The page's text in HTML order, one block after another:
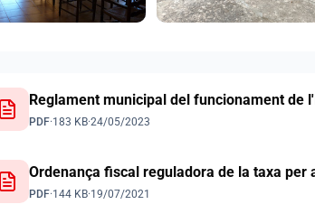
Reglament municipal del funcionament de
PDF·183 KB·24/05/2023
Ordenança fiscal reguladora de la taxa
PDF·144 KB·19/07/2021